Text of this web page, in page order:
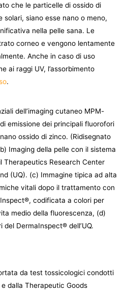
che le particelle di ossido di
siano esse nano o meno,
nella pelle sana. Le
corneo e vengono lentamente
Anche in caso di uso
ai raggi UV, l’assorbimento
.
dell’imaging cutaneo MPM-
emissione dei principali fluorofori
ossido di zinco. (Ridisegnato
Imaging della pelle con il sistema
Therapeutics Research Center
(UQ). (c) Immagine tipica ad alta
vitali dopo il trattamento con
codificata a colori per
medio della fluorescenza, (d)
del DermaInspect® dell’UQ.
da test tossicologici condotti
dalla Therapeutic Goods